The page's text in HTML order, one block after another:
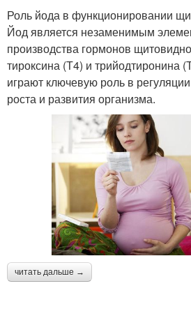
Роль йода в функционировании
Йод является незаменимым
производства гормонов
тироксина (Т4) и трийодтиронина
играют ключевую роль в
роста и развития организма.
читать дальше →